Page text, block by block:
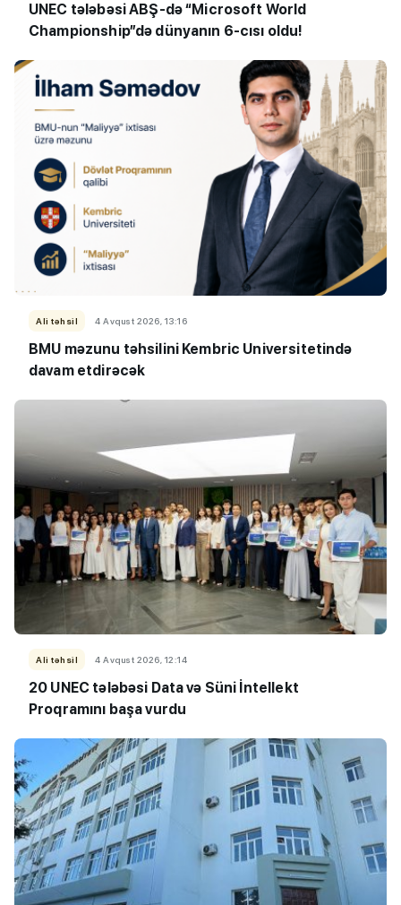
UNEC tələbəsi ABŞ-də “Microsoft World
Championship”də dünyanın 6-cısı oldu!
Ali təhsil 4 Avqust 2026, 13:16
BMU məzunu təhsilini Kembric Universitetində
davam etdirəcək
Ali təhsil 4 Avqust 2026, 12:14
20 UNEC tələbəsi Data və Süni İntellekt
Proqramını başa vurdu